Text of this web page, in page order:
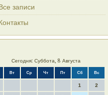
записи
Сегодня: Суббота, 8 Августа
Вт Ср Чт Пт Сб Вс
1 2